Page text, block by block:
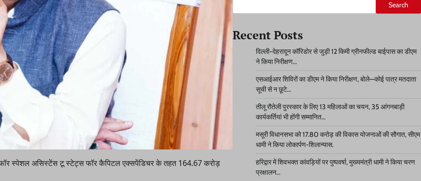
फॉर स्पेशल असिस्टेंस टू स्टेट्स फॉर कैपिटल एक्सपेंडिचर के तहत 164.67 करोड़
Search
Recent Posts
दिल्ली-देहरादून कॉरिडोर से जुड़ी 12 किमी ग्रीनफील्ड बाईपास का डीएम
ने किया निरीक्षण…
एसआईआर शिविरों का डीएम ने किया निरीक्षण, बोले—कोई पात्र मतदाता
सूची से न छूटे…
तीलू रौतेली पुरस्कार के लिए 13 महिलाओं का चयन, 35 आंगनबाड़ी
कार्यकर्तियां भी होंगी सम्मानित…
मसूरी विधानसभा को 17.80 करोड़ की विकास योजनाओं की सौगात, सीएम
धामी ने किया लोकार्पण-शिलान्यास.
हरिद्वार में शिवभक्त कांवड़ियों पर पुष्पवर्षा, मुख्यमंत्री धामी ने किया चरण
प्रक्षालन…